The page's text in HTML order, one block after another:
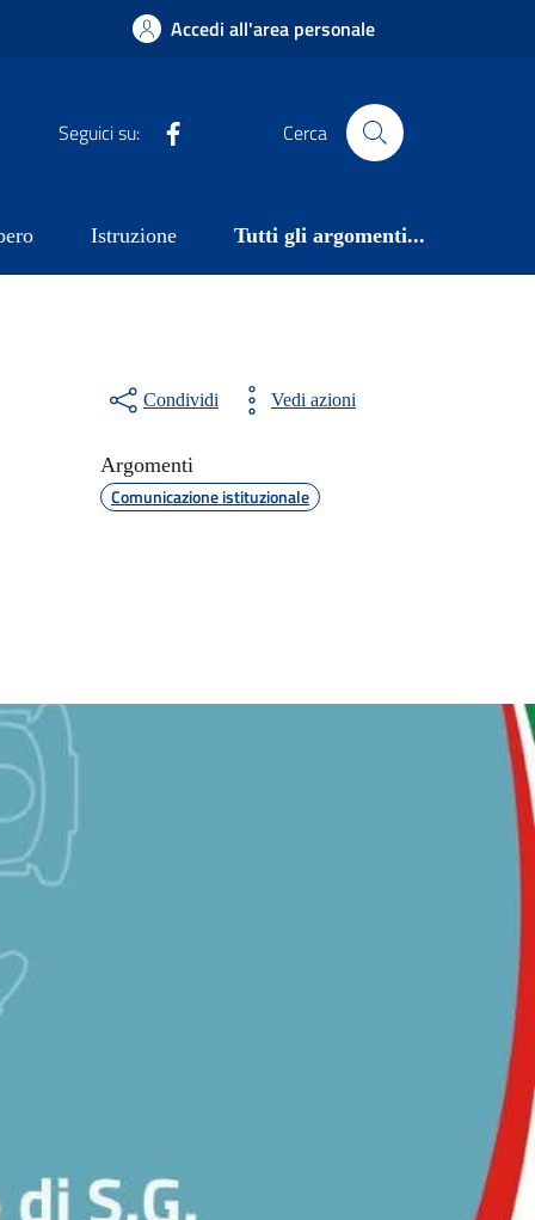
Accedi all'area personale
Seguici su: Cerca
Istruzione Tutti gli argomenti...
Condividi Vedi azioni
Argomenti
Comunicazione istituzionale